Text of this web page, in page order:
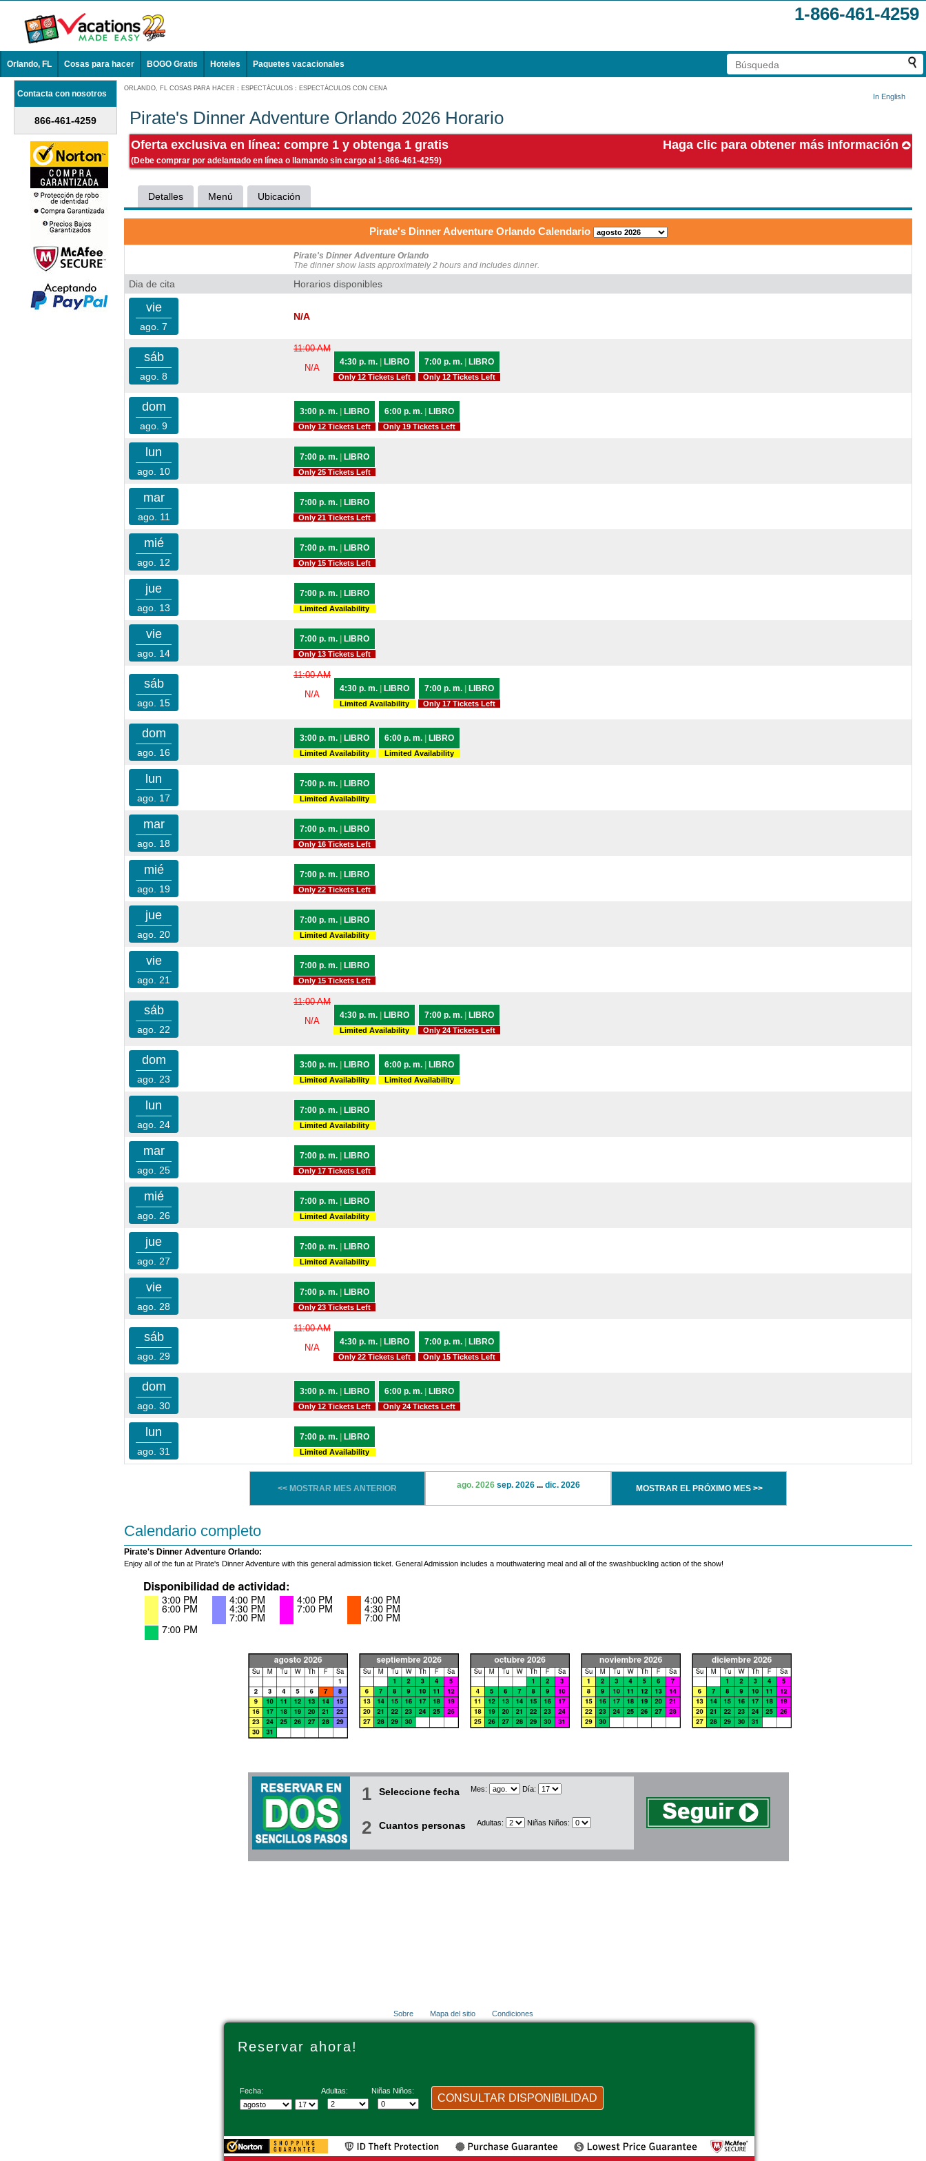
1-866-461-4259
Orlando, FL Cosas para hacer BOGO Gratis Hoteles Paquetes vacacionales
Contacta con nosotros
866-461-4259
ORLANDO, FL COSAS PARA HACER : ESPECTÁCULOS : ESPECTÁCULOS CON CENA
In English
Pirate's Dinner Adventure Orlando 2026 Horario
Haga clic para obtener más información
Oferta exclusiva en línea: compre 1 y obtenga 1 gratis
(Debe comprar por adelantado en línea o llamando sin cargo al 1-866-461-4259)
Detalles Menú Ubicación
Pirate's Dinner Adventure Orlando Calendario
Pirate's Dinner Adventure Orlando
The dinner show lasts approximately 2 hours and includes dinner.
Dia de cita Horarios disponibles
vie
ago. 7
N/A
sáb
ago. 8
11:00 AM
N/A
4:30 p. m. LIBRO
Only 12 Tickets Left
7:00 p. m. LIBRO
Only 12 Tickets Left
dom
ago. 9
3:00 p. m. LIBRO
Only 12 Tickets Left
6:00 p. m. LIBRO
Only 19 Tickets Left
lun
ago. 10
7:00 p. m. LIBRO
Only 25 Tickets Left
mar
ago. 11
7:00 p. m. LIBRO
Only 21 Tickets Left
mié
ago. 12
7:00 p. m. LIBRO
Only 15 Tickets Left
jue
ago. 13
7:00 p. m. LIBRO
Limited Availability
vie
ago. 14
7:00 p. m. LIBRO
Only 13 Tickets Left
sáb
ago. 15
11:00 AM
N/A
4:30 p. m. LIBRO
Limited Availability
7:00 p. m. LIBRO
Only 17 Tickets Left
dom
ago. 16
3:00 p. m. LIBRO
Limited Availability
6:00 p. m. LIBRO
Limited Availability
lun
ago. 17
7:00 p. m. LIBRO
Limited Availability
mar
ago. 18
7:00 p. m. LIBRO
Only 16 Tickets Left
mié
ago. 19
7:00 p. m. LIBRO
Only 22 Tickets Left
jue
ago. 20
7:00 p. m. LIBRO
Limited Availability
vie
ago. 21
7:00 p. m. LIBRO
Only 15 Tickets Left
sáb
ago. 22
11:00 AM
N/A
4:30 p. m. LIBRO
Limited Availability
7:00 p. m. LIBRO
Only 24 Tickets Left
dom
ago. 23
3:00 p. m. LIBRO
Limited Availability
6:00 p. m. LIBRO
Limited Availability
lun
ago. 24
7:00 p. m. LIBRO
Limited Availability
mar
ago. 25
7:00 p. m. LIBRO
Only 17 Tickets Left
mié
ago. 26
7:00 p. m. LIBRO
Limited Availability
jue
ago. 27
7:00 p. m. LIBRO
Limited Availability
vie
ago. 28
7:00 p. m. LIBRO
Only 23 Tickets Left
sáb
ago. 29
11:00 AM
N/A
4:30 p. m. LIBRO
Only 22 Tickets Left
7:00 p. m. LIBRO
Only 15 Tickets Left
dom
ago. 30
3:00 p. m. LIBRO
Only 12 Tickets Left
6:00 p. m. LIBRO
Only 24 Tickets Left
lun
ago. 31
7:00 p. m. LIBRO
Limited Availability
<< MOSTRAR MES ANTERIOR ago. 2026 sep. 2026... dic. 2026 MOSTRAR EL PRÓXIMO MES >>
Calendario completo
Pirate's Dinner Adventure Orlando:
Enjoy all of the fun at Pirate's Dinner Adventure with this general admission ticket. General Admission includes a mouthwatering meal and all of the swashbuckling action of the show!
1 Seleccione fecha Mes: Día:
2 Cuantos personas Adultas: Niñas Niños:
Reservar ahora!
Fecha: Adultas: Niñas Niños:
CONSULTAR DISPONIBILIDAD
Sobre Mapa del sitio Condiciones